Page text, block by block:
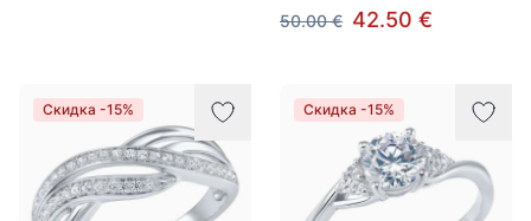
50.00 € 42.50 €
Скидка -15% Скидка -15%